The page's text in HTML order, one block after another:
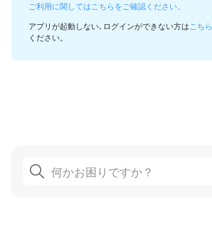
ご利用に関してはこちらをご確認ください。
アプリが起動しない､ログインができない方は こち
ください。